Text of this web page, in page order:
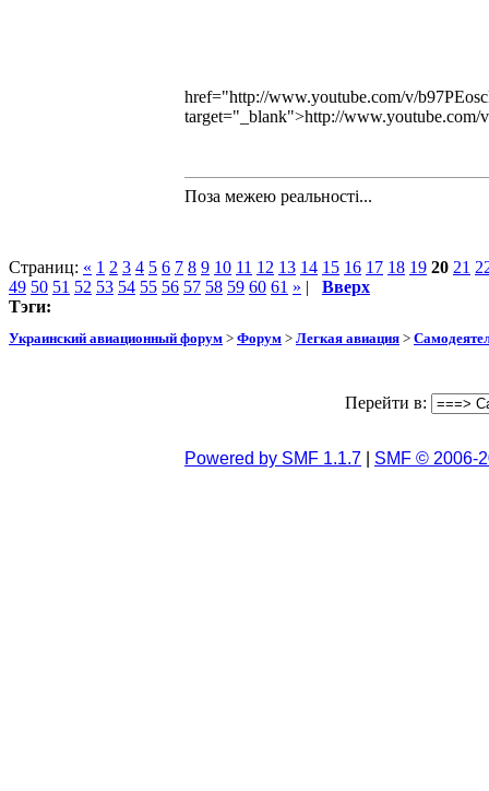
href="http://www.youtube.com/v/
target="_blank">http://www.youtube.com/
Поза межею реальностi...
Страниц: « 1 2 3 4 5 6 7 8 9 10 11 12 13 14 15 16 17 18 19 20 21
49 50 51 52 53 54 55 56 57 58 59 60 61 » | Вверх
Тэги:
Украинский авиационный форум > Форум > Легкая авиация >
Перейти в:
Powered by SMF 1.1.7 SMF © 2006-